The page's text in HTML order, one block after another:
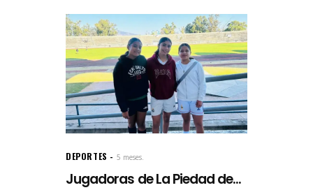
DEPORTES 5 meses.
Jugadoras de La Piedad de...